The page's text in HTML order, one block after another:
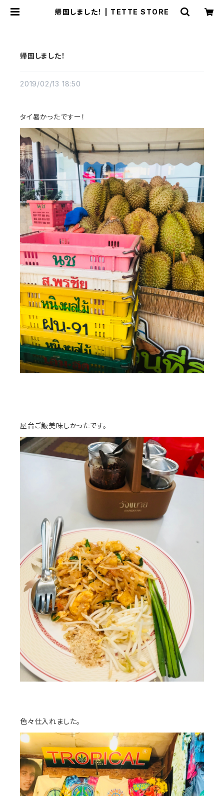
帰国しました！ | TETTE STORE
帰国しました！
2019/02/13 18:50
タイ暑かったですー！
屋台ご飯美味しかったです。
色々仕入れました。